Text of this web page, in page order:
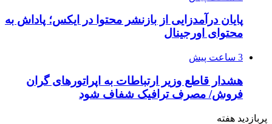
پایان درآمدزایی از بازنشر محتوا در ایکس؛ پاداش به
محتوای اورجینال
3 ساعت پیش
هشدار قاطع وزیر ارتباطات به اپراتورهای گران
فروش/ مصرف ترافیک شفاف شود
پربازدید هفته